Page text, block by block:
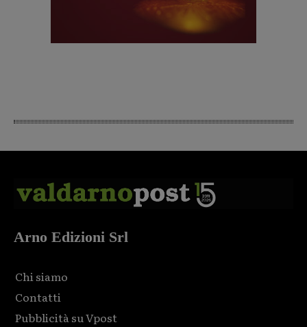
Arno Edizioni Srl
Chi siamo
Contatti
Pubblicità su Vpost